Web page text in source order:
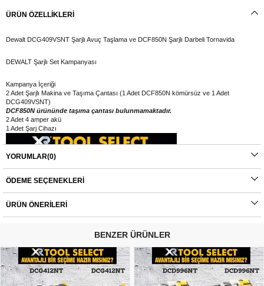
ÜRÜN ÖZELLIKLERI
Dewalt DCG409VSNT Şarjlı Avuç Taşlama ve DCF850N Şarjlı Darbeli Tornavida
DEWALT Şarjlı Set Kampanyası
Kampanya İçeriği
2 Adet Şarjlı Makina ve Taşıma Çantası (1 Adet DCF850N kömürsüz ve 1 Adet
DCG409VSNT)
DCF850N ürününde taşıma çantası bulunmamaktadır.
2 Adet 4 amper akü
1 Adet Şarj Cihazı
YORUMLAR(0)
ÖDEME SEÇENEKLERI
ÜRÜN ÖNERILERI
BENZER ÜRÜNLER